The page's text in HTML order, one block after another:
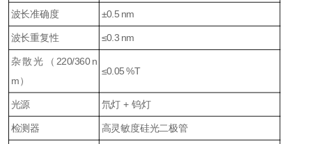
波长准确度 ±0.5 nm
波长重复性 ≤0.3 nm
杂散光（220/360 n
m）
≤0.05 %T
光源 氘灯 + 钨灯
检测器 高灵敏度硅光二极管